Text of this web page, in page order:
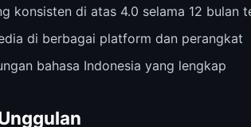
konsisten di atas 4.0 selama 12 bulan
di berbagai platform dan perangkat
bahasa Indonesia yang lengkap